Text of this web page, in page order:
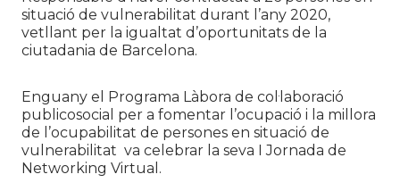
situació de vulnerabilitat durant l’any 2020,
vetllant per la igualtat d’oportunitats de la
ciutadania de Barcelona.
Enguany el Programa Làbora de col·laboració
publicosocial per a fomentar l’ocupació i la millora
de l’ocupabilitat de persones en situació de
vulnerabilitat va celebrar la seva I Jornada de
Networking Virtual.